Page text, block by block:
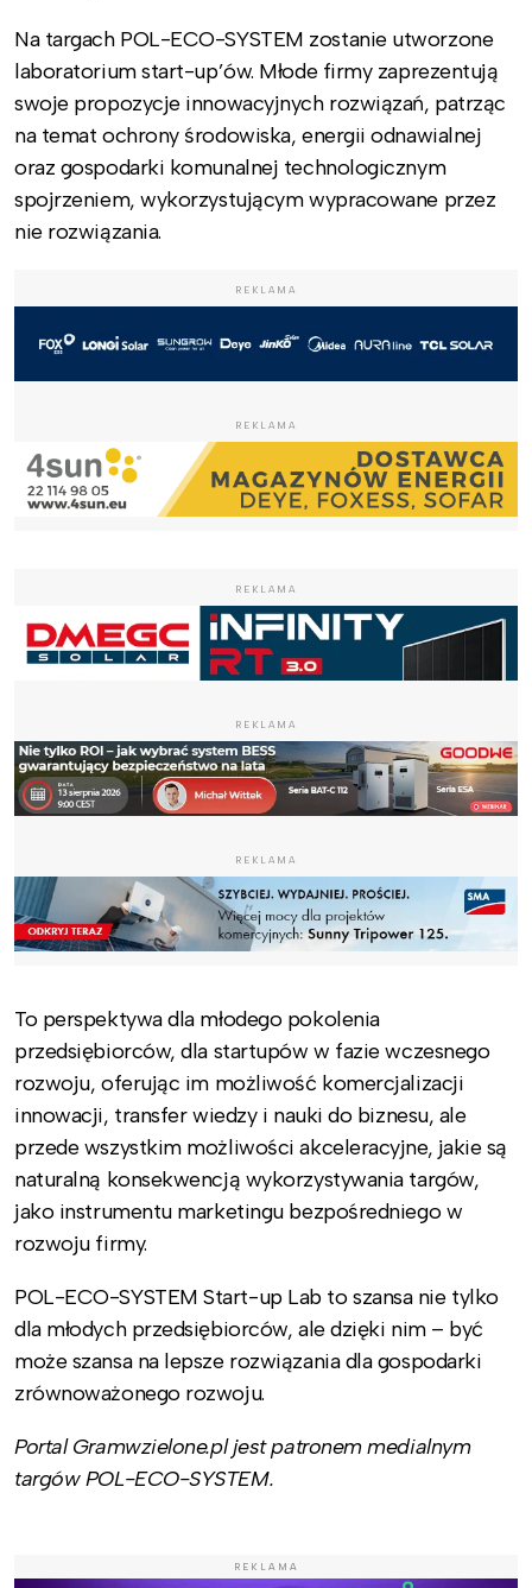
Na targach POL-ECO-SYSTEM zostanie utworzone
laboratorium start-up’ów. Młode firmy zaprezentują
swoje propozycje innowacyjnych rozwiązań, patrząc
na temat ochrony środowiska, energii odnawialnej
oraz gospodarki komunalnej technologicznym
spojrzeniem, wykorzystującym wypracowane przez
nie rozwiązania.
REKLAMA
REKLAMA
REKLAMA
REKLAMA
REKLAMA
To perspektywa dla młodego pokolenia
przedsiębiorców, dla startupów w fazie wczesnego
rozwoju, oferując im możliwość komercjalizacji
innowacji, transfer wiedzy i nauki do biznesu, ale
przede wszystkim możliwości akceleracyjne, jakie są
naturalną konsekwencją wykorzystywania targów,
jako instrumentu marketingu bezpośredniego w
rozwoju firmy.
POL-ECO-SYSTEM Start-up Lab to szansa nie tylko
dla młodych przedsiębiorców, ale dzięki nim – być
może szansa na lepsze rozwiązania dla gospodarki
zrównoważonego rozwoju.
Portal Gramwzielone.pl jest patronem medialnym
targów POL-ECO-SYSTEM.
REKLAMA